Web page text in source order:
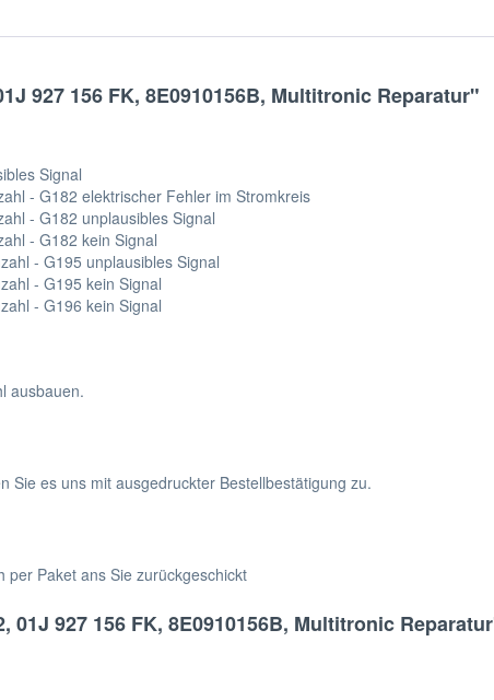
927 156 FK, 8E0910156B, Multitronic Reparatur"
Signal
- G182 elektrischer Fehler im Stromkreis
- G182 unplausibles Signal
- G182 kein Signal
- G195 unplausibles Signal
- G195 kein Signal
- G196 kein Signal
ausbauen.
Sie es uns mit ausgedruckter Bestellbestätigung zu.
per Paket ans Sie zurückgeschickt
01J 927 156 FK, 8E0910156B, Multitronic